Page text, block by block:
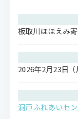
板取川ほほえみ
2026年2月23日
洞戸ふれあいセ